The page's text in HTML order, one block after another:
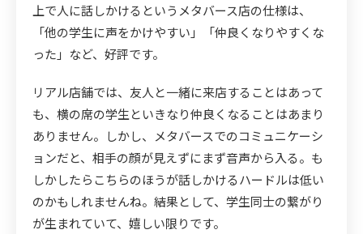
上で人に話しかけるというメタバース店の仕様は、
「他の学生に声をかけやすい」「仲良くなりやすくな
った」など、好評です。
リアル店舗では、友人と一緒に来店することはあって
も、横の席の学生といきなり仲良くなることはあまり
ありません。しかし、メタバースでのコミュニケーシ
ョンだと、相手の顔が見えずにまず音声から入る。も
しかしたらこちらのほうが話しかけるハードルは低い
のかもしれませんね。結果として、学生同士の繋がり
が生まれていて、嬉しい限りです。